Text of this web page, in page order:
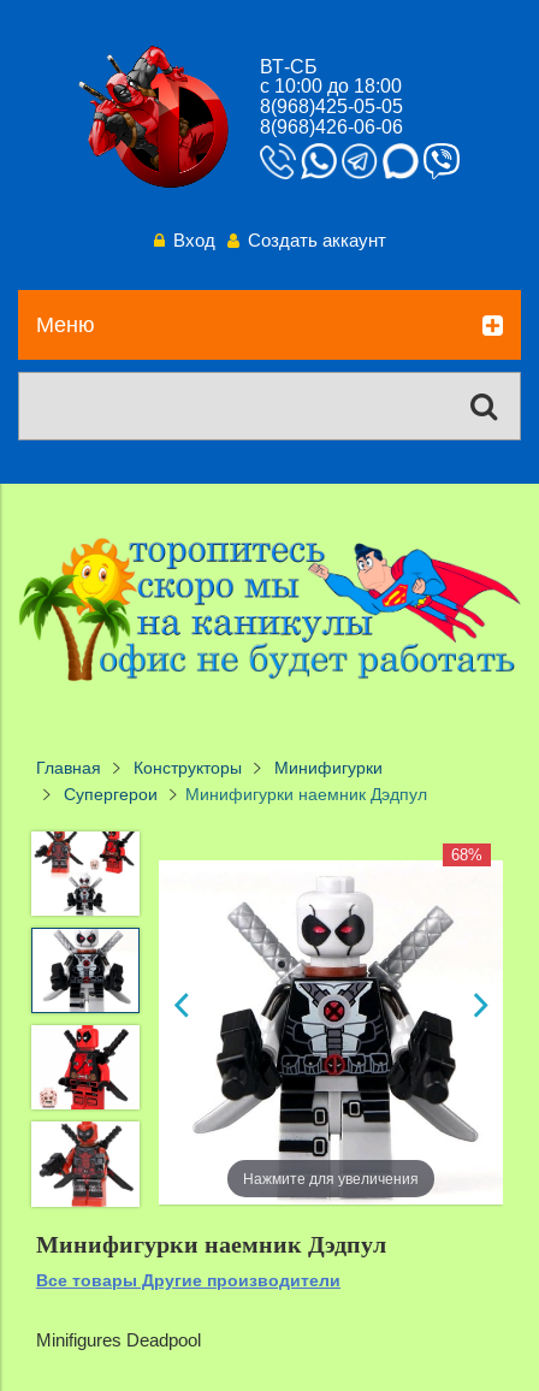
ВТ-СБ
с 10:00 до 18:00
8(968)425-05-05
8(968)426-06-06
Вход Создать аккаунт
Меню
Главная Конструкторы
Минифигурки
Супергерои
Минифигурки наемник Дэдпул
68% 68%
Нажмите для увеличения
Минифигурки наемник Дэдпул
Все товары Другие производители
Minifigures Deadpool